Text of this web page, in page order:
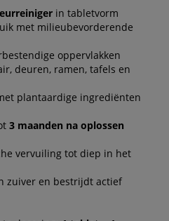
in tabletvorm
met milieubevorderende
oppervlakken
deuren, ramen, tafels en
plantaardige ingrediënten
3 maanden na oplossen
vervuiling tot diep in het
zuiver en bestrijdt actief